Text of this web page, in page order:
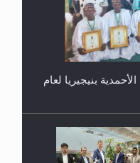
بنيجيريا لعام